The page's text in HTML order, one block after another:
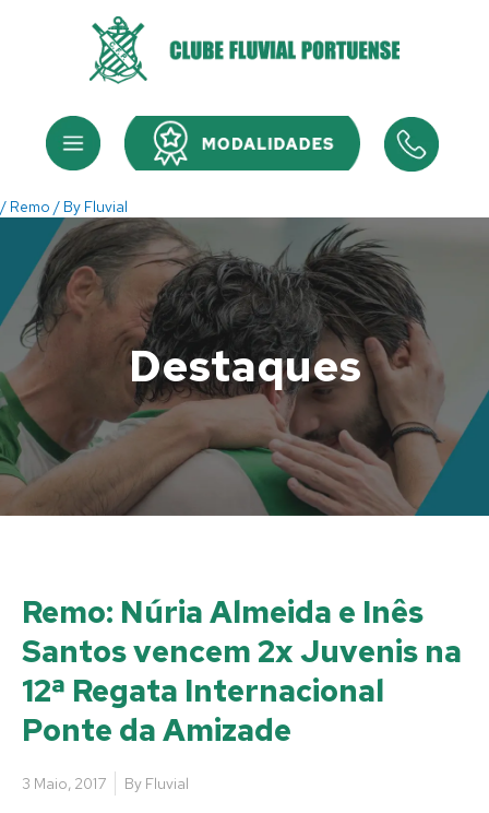
Menu Menu
/ Remo / By Fluvial
Destaques
Remo: Núria Almeida e Inês
Santos vencem 2x Juvenis na
12ª Regata Internacional
Ponte da Amizade
3 Maio, 2017 By Fluvial